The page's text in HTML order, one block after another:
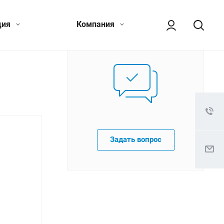
Компания
Задать вопрос